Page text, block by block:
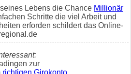
Lebens die Chance Millionär
Schritte die viel Arbeit und
erforden schildert das Online-
zur
richtigen Girokonto